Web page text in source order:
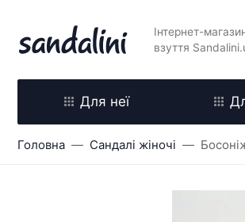
Інтернет-
взуття
Для неї
Головна Сандалі жіночі